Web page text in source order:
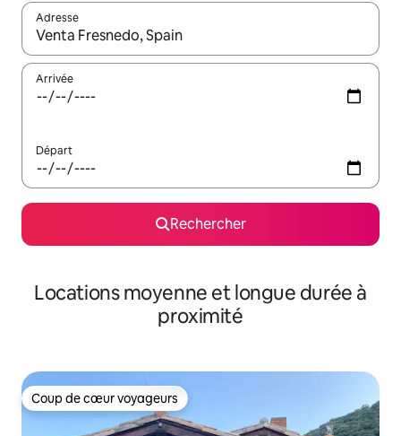
Adresse
Lorsque les résultats s'affichent, utilisez les flèches vers le
Arrivée
Départ
Rechercher
Locations moyenne et longue durée à
proximité
Coup de cœur voyageurs
Coup de cœur voyageurs